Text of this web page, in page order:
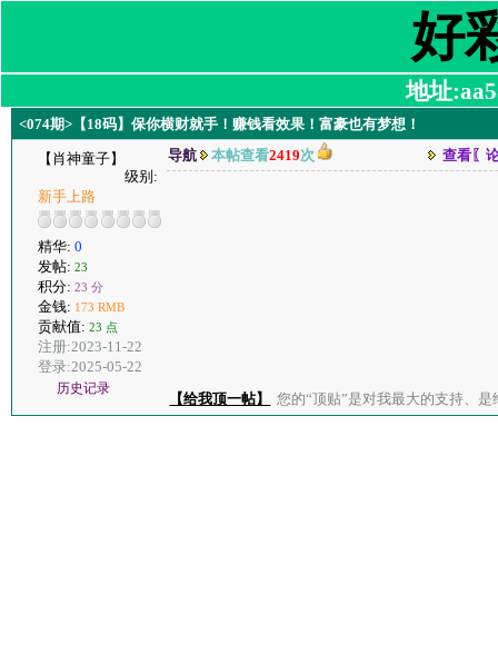
好
地址
<074期>【18码】保你横财就手！赚钱看效果！富豪也有梦想！
【肖神童子】
级别:
新手上路
精华: 0
发帖: 23
积分: 23 分
金钱: 173 RMB
贡献值: 23 点
注册:2023-11-22
登录:2025-05-22
历史记录
导航 本帖查看2419次 查看〖
【给我顶一帖】 您的“顶贴”是对我最大的支持、